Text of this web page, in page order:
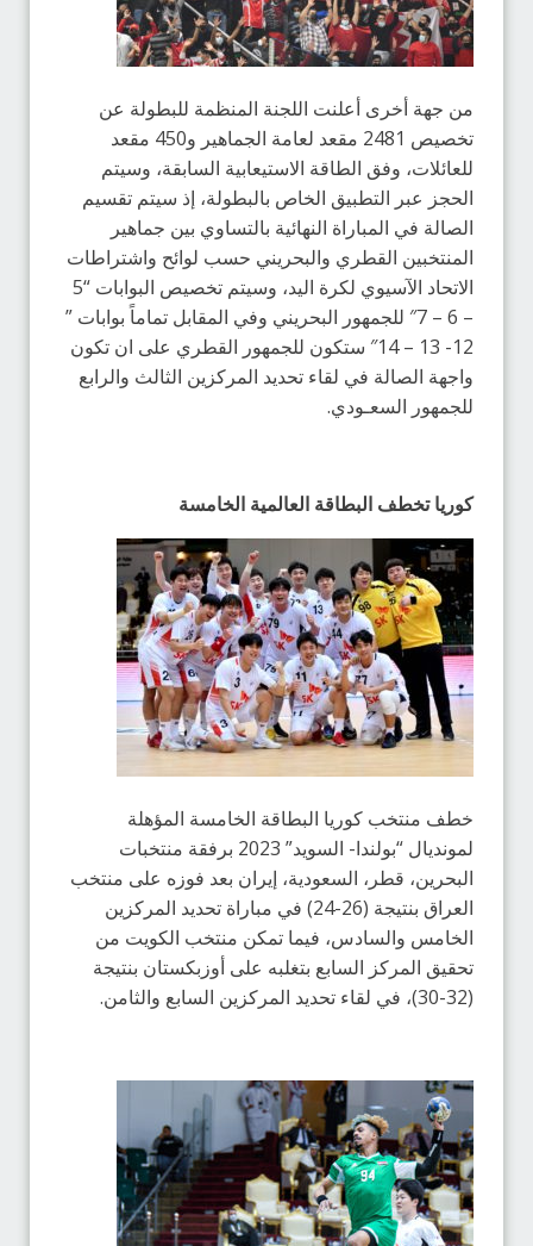
من جهة أخرى أعلنت اللجنة المنظمة للبطولة عن
تخصيص 2481 مقعد لعامة الجماهير و450 مقعد
للعائلات، وفق الطاقة الاستيعابية السابقة، وسيتم
الحجز عبر التطبيق الخاص بالبطولة، إذ سيتم تقسيم
الصالة في المباراة النهائية بالتساوي بين جماهير
المنتخبين القطري والبحريني حسب لوائح واشتراطات
الاتحاد الآسيوي لكرة اليد، وسيتم تخصيص البوابات “5
– 6 – 7″ للجمهور البحريني وفي المقابل تماماً بوابات ”
12- 13 – 14″ ستكون للجمهور القطري على ان تكون
واجهة الصالة في لقاء تحديد المركزين الثالث والرابع
للجمهور السعـودي.
كوريا تخطف البطاقة العالمية الخامسة
خطف منتخب كوريا البطاقة الخامسة المؤهلة
لمونديال “بولندا- السويد” 2023 برفقة منتخبات
البحرين، قطر، السعودية، إيران بعد فوزه على منتخب
العراق بنتيجة (26-24) في مباراة تحديد المركزين
الخامس والسادس، فيما تمكن منتخب الكويت من
تحقيق المركز السابع بتغلبه على أوزبكستان بنتيجة
(32-30)، في لقاء تحديد المركزين السابع والثامن.